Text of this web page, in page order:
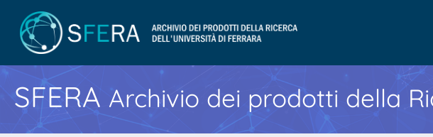
SFERA Archivio dei prodotti della